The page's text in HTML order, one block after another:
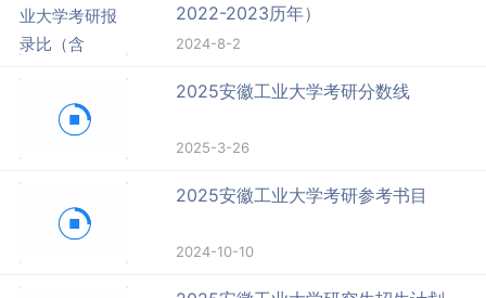
2022-2023历年）
2024-8-2
2025安徽工业大学考研分数线
2025-3-26
2025安徽工业大学考研参考书目
2024-10-10